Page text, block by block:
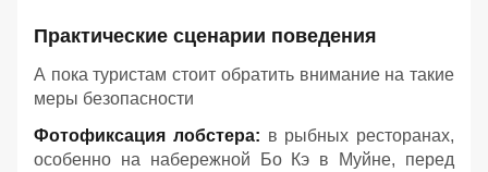
Практические сценарии поведения
А пока туристам стоит обратить внимание на такие
меры безопасности
Фотофиксация лобстера: в рыбных ресторанах,
особенно на набережной Бо Кэ в Муйне, перед